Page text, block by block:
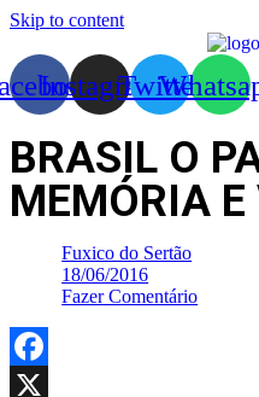
Skip to content
InstagramTwitter
BRASIL O
MEMÓRIA
Fuxico do Sertão
18/06/2016
Fazer Comentário
Facebook